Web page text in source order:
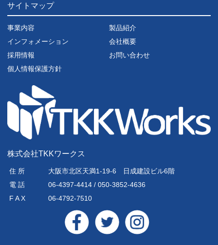
サイトマップ
事業内容
製品紹介
インフォメーション
会社概要
採用情報
お問い合わせ
個人情報保護方針
株式会社TKKワークス
住 所
大阪市北区天満1-19-6 日成建設ビル6階
電 話
06-4397-4414 / 050-3852-4636
F A X
06-4792-7510